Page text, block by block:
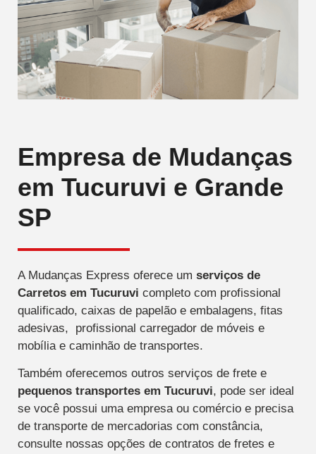
Empresa de Mudanças
em Tucuruvi e Grande
SP
A Mudanças Express oferece um serviços de
Carretos em Tucuruvi completo com profissional
qualificado, caixas de papelão e embalagens, fitas
adesivas, profissional carregador de móveis e
mobília e caminhão de transportes.
Também oferecemos outros serviços de frete e
pequenos transportes em Tucuruvi, pode ser ideal
se você possui uma empresa ou comércio e precisa
de transporte de mercadorias com constância,
consulte nossas opções de contratos de fretes e